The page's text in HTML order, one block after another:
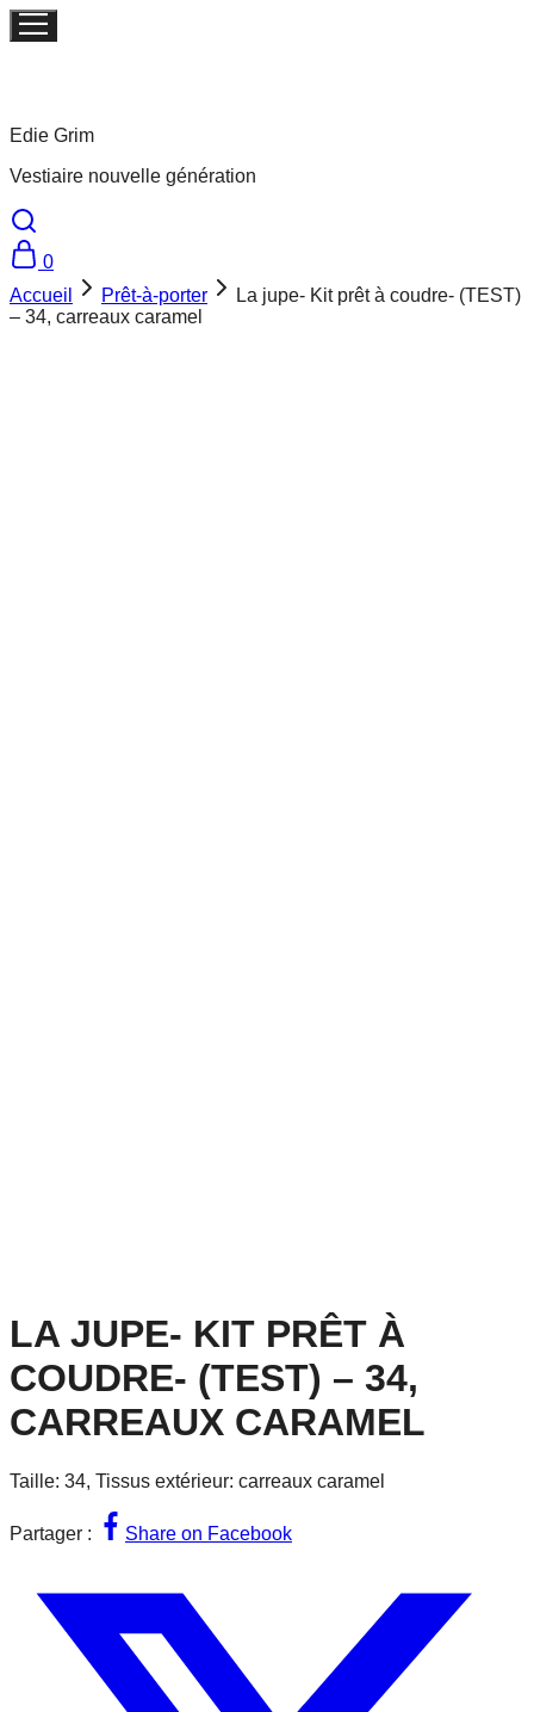
Edie Grim
Vestiaire nouvelle génération
0
Accueil
Prêt-à-porter
La jupe- Kit prêt à coudre- (TEST)
– 34, carreaux caramel
LA JUPE- KIT PRÊT À
COUDRE- (TEST) – 34,
CARREAUX CARAMEL
Taille: 34, Tissus extérieur: carreaux caramel
Partager : Share on Facebook